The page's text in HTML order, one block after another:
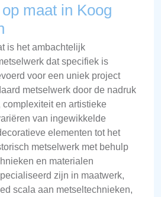
maat in Koog
is het ambachtelijk
dat specifiek is
voor een uniek project
metselwerk door de nadruk
en artistieke
van ingewikkelde
elementen tot het
metselwerk met behulp
en materialen
zijn in maatwerk,
scala aan metseltechnieken,